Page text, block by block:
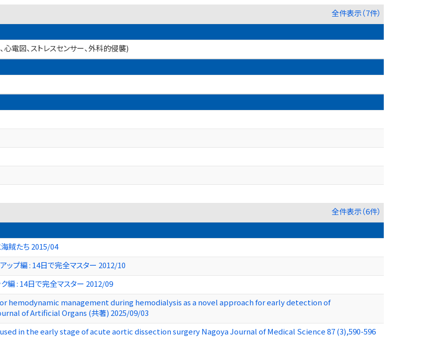
全件表示（7件）
電図、ストレスセンサー、外科的侵襲)
全件表示（6件）
賊たち 2015/04
ップ編 : 14日で完全マスター 2012/10
編 : 14日で完全マスター 2012/09
hemodynamic management during hemodialysis as a novel approach for early detection of
of Artificial Organs (共著) 2025/09/03
in the early stage of acute aortic dissection surgery Nagoya Journal of Medical Science 87 (3),590-596